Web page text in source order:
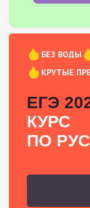
БЕЗ ВОДЫ
КРУТЫЕ
ЕГЭ
КУРС
ПО